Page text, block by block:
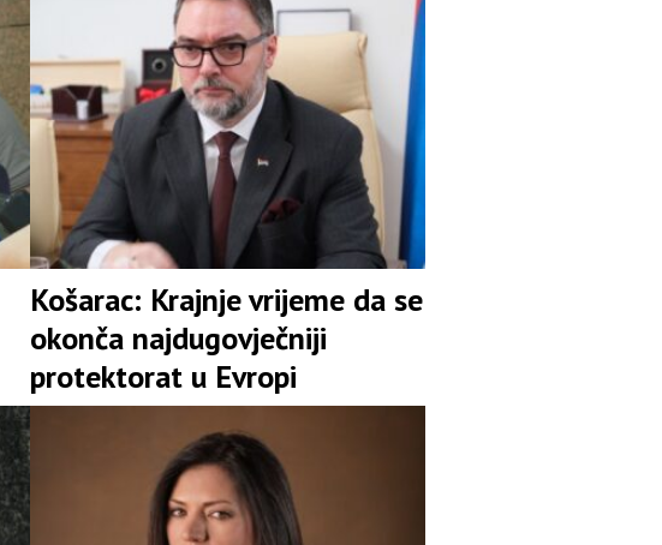
Košarac: Krajnje vrijeme da se
okonča najdugovječniji
protektorat u Evropi